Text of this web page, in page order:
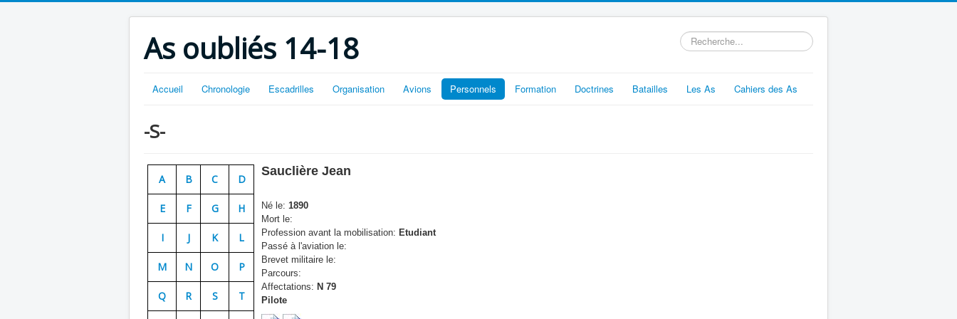
As oubliés 14-18 Rechercher
Accueil Chronologie Escadrilles Organisation Avions Personnels Formation Doctrines Batailles Les As Cahiers des As
-S-
A B C D
E F G H
I J K L
M N O P
Q R S T
Sauclière Jean
Né le: 1890
Mort le:
Profession avant la mobilisation: Etudiant
Passé à l'aviation le:
Brevet militaire le:
Parcours:
Affectations: N 79
Pilote